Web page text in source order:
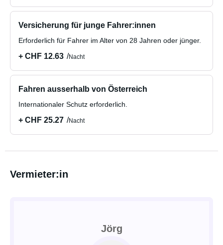
Versicherung für junge Fahrer:innen
Erforderlich für Fahrer im Alter von 28 Jahren oder jünger.
+ CHF 12.63 Nacht
Fahren ausserhalb von Österreich
Internationaler Schutz erforderlich.
+ CHF 25.27 Nacht
Vermieter:in
Jörg